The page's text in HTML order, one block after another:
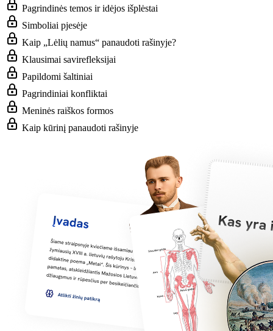
Pagrindinės temos ir idėjos išplėstai
Simboliai pjesėje
Kaip „Lėlių namus“ panaudoti rašinyje?
Klausimai savirefleksijai
Papildomi šaltiniai
Pagrindiniai konfliktai
Meninės raiškos formos
Kaip kūrinį panaudoti rašinyje